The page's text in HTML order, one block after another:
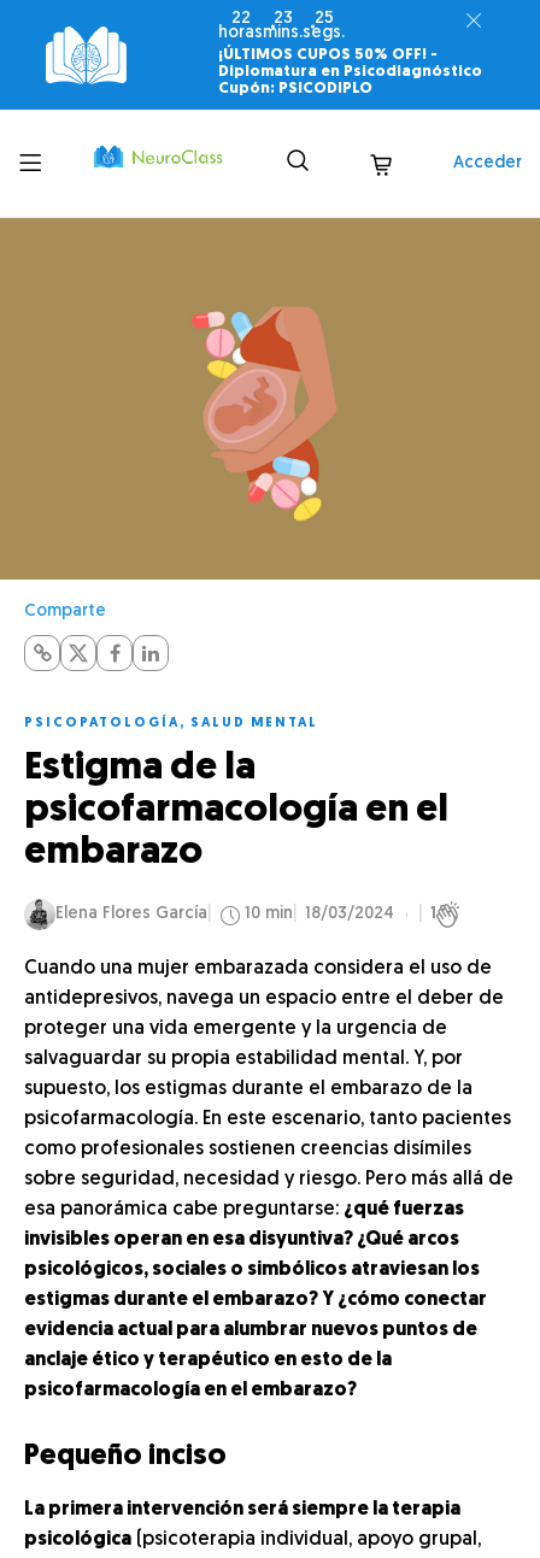
22
horas
23
mins.
24
segs.
¡ÚLTIMOS CUPOS 50% OFF! -
Diplomatura en Psicodiagnóstico
Cupón: PSICODIPLO
Toggle
menu
Acceder
Comparte
PSICOPATOLOGÍA, SALUD MENTAL
Estigma de la
psicofarmacología en el
embarazo
Elena Flores García 10 min 18/03/2024 1
Cuando una mujer embarazada considera el uso de
antidepresivos, navega un espacio entre el deber de
proteger una vida emergente y la urgencia de
salvaguardar su propia estabilidad mental. Y, por
supuesto, los estigmas durante el embarazo de la
psicofarmacología. En este escenario, tanto pacientes
como profesionales sostienen creencias disímiles
sobre seguridad, necesidad y riesgo. Pero más allá de
esa panorámica cabe preguntarse: ¿qué fuerzas
invisibles operan en esa disyuntiva? ¿Qué arcos
psicológicos, sociales o simbólicos atraviesan los
estigmas durante el embarazo? Y ¿cómo conectar
evidencia actual para alumbrar nuevos puntos de
anclaje ético y terapéutico en esto de la
psicofarmacología en el embarazo?
Pequeño inciso
La primera intervención será siempre la terapia
psicológica (psicoterapia individual, apoyo grupal,